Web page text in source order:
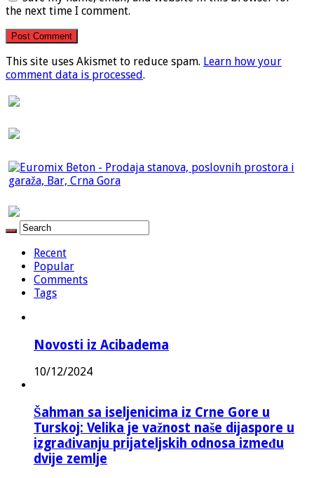
the next time I comment.
This site uses Akismet to reduce spam. Learn how your
comment data is processed.
Recent
Popular
Comments
Tags
Novosti iz Acibadema
10/12/2024
Šahman sa iseljenicima iz Crne Gore u
Turskoj: Velika je važnost naše dijaspore u
izgrađivanju prijateljskih odnosa između
dvije zemlje